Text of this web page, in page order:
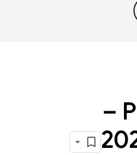
עדכון ל-Pixel –